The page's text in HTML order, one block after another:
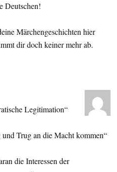
Deutschen!
Märchengeschichten hier
dir doch keiner mehr ab.
Legitimation“
Trug an die Macht kommen“
die Interessen der